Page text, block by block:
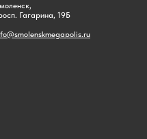
Гагарина, 19Б